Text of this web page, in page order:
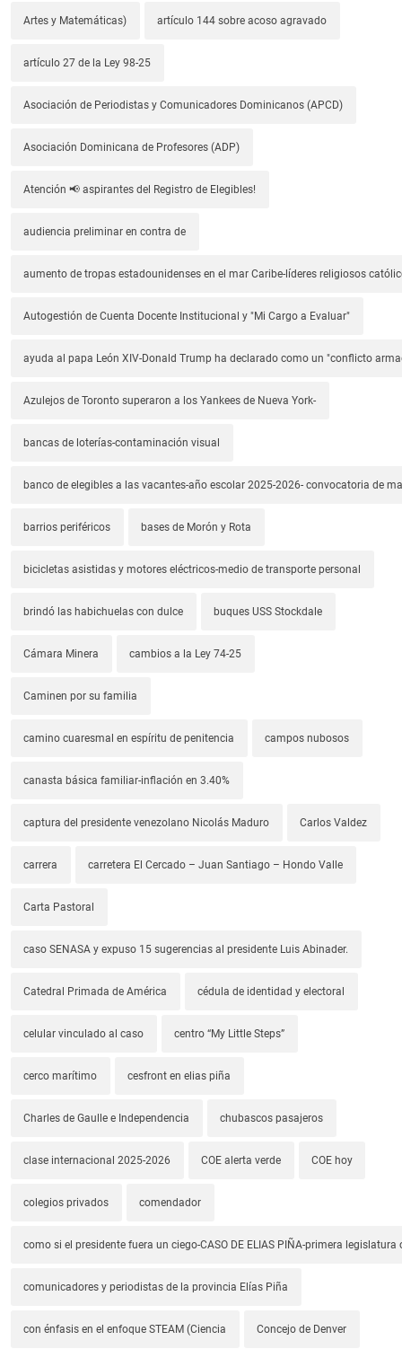
Artes y Matemáticas) artículo 144 sobre acoso agravado
artículo 27 de la Ley 98-25
Asociación de Periodistas y Comunicadores Dominicanos (APCD)
Asociación Dominicana de Profesores (ADP)
Atención 📢 aspirantes del Registro de Elegibles!
audiencia preliminar en contra de
aumento de tropas estadounidenses en el mar Caribe-líderes religiosos
Autogestión de Cuenta Docente Institucional y "Mi Cargo a Evaluar"
ayuda al papa León XIV-Donald Trump ha declarado como un "conflicto
Azulejos de Toronto superaron a los Yankees de Nueva York-
bancas de loterías-contaminación visual
banco de elegibles a las vacantes-año escolar 2025-2026- convocatoria de
barrios periféricos bases de Morón y Rota
bicicletas asistidas y motores eléctricos-medio de transporte personal
brindó las habichuelas con dulce buques USS Stockdale
Cámara Minera cambios a la Ley 74-25
Caminen por su familia
camino cuaresmal en espíritu de penitencia campos nubosos
canasta básica familiar-inflación en 3.40%
captura del presidente venezolano Nicolás Maduro Carlos Valdez
carrera carretera El Cercado – Juan Santiago – Hondo Valle
Carta Pastoral
caso SENASA y expuso 15 sugerencias al presidente Luis Abinader.
Catedral Primada de América cédula de identidad y electoral
celular vinculado al caso centro “My Little Steps”
cerco marítimo cesfront en elias piña
Charles de Gaulle e Independencia chubascos pasajeros
clase internacional 2025-2026 COE alerta verde COE hoy
colegios privados comendador
como si el presidente fuera un ciego-CASO DE ELIAS PIÑA-primera legislatura
comunicadores y periodistas de la provincia Elías Piña
con énfasis en el enfoque STEAM (Ciencia Concejo de Denver